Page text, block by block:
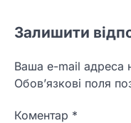
Залишити
Ваша e-mail адреса
Обов’язкові поля
Коментар *